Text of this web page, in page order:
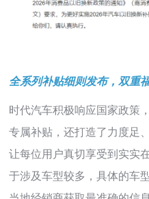
全系列补贴细则发布，双重
时代汽车积极响应国家政策
专属补贴，还打造了力度足
让每位用户真切享受到实实
于涉及车型较多，具体的车